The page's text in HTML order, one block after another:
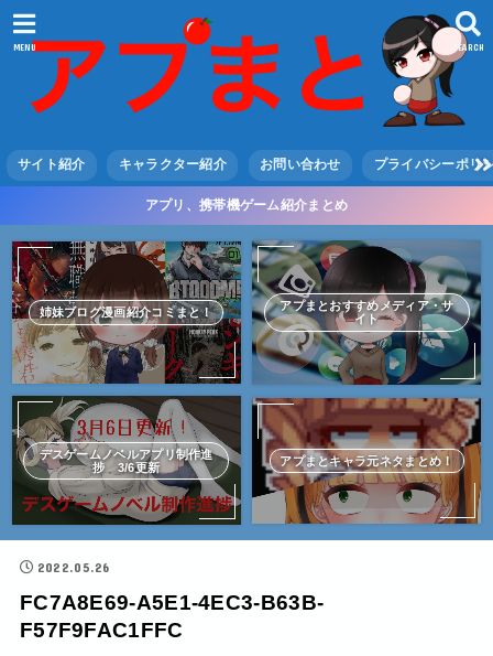
SEARCH
MENU
サイト紹介 キャラクター紹介 お問い合わせ プライバシーポリ
アプリ、携帯機ゲーム紹介まとめ
姉妹ブログ漫画紹介コミまと！
アプまとおすすめメディア・サ
イト
デスゲームノベルアプリ制作進
捗 3/6更新
アプまとキャラ元ネタまとめ！
2022.05.26
FC7A8E69-A5E1-4EC3-B63B-
F57F9FAC1FFC